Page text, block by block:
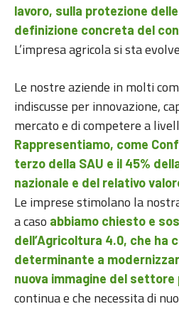
lavoro, sulla protezione
definizione concreta del
L’impresa agricola si sta
Le nostre aziende in molti
indiscusse per innovazione,
mercato e di competere a
Rappresentiamo, come
terzo della SAU e il 45%
nazionale e del relativo
Le imprese stimolano la
a caso abbiamo chiesto e
dell’Agricoltura 4.0, che ha
determinante a
nuova immagine del settore
continua e che necessita di